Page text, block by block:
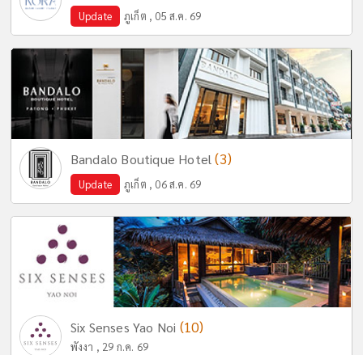
Update ภูเก็ต , 05 ส.ค. 69
Bandalo Boutique Hotel(3)
Update ภูเก็ต , 06 ส.ค. 69
Six Senses Yao Noi (10)
พังงา , 29 ก.ค. 69